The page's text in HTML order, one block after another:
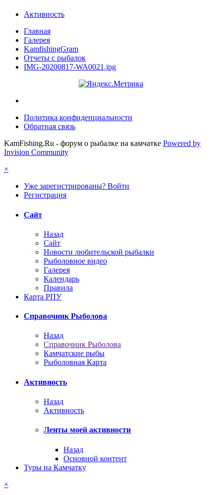
Активность
Главная
Галерея
KamfishingGram
Отчеты с рыбалок
IMG-20200817-WA0021.jpg
Политика конфиденциальности
Обратная связь
KamFishing.Ru - форум о рыбалке на камчатке Powered by
Invision Community
×
Уже зарегистрированы? Войти
Регистрация
Сайт
Назад
Сайт
Новости любительской рыбалки
Рыболовное видео
Галерея
Календарь
Правила
Карта РПУ
Справочник Рыболова
Назад
Справочник Рыболова
Камчатские рыбы
Рыболовная Карта
Активность
Назад
Активность
Ленты моей активности
Назад
Основной контент
Туры на Камчатку
×